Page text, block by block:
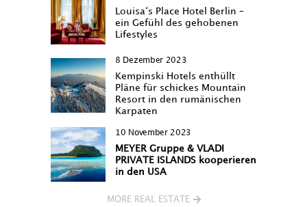
Louisa‘s Place Hotel Berlin –
ein Gefühl des gehobenen
Lifestyles
8 Dezember 2023
Kempinski Hotels enthüllt
Pläne für schickes Mountain
Resort in den rumänischen
Karpaten
10 November 2023
MEYER Gruppe & VLADI
PRIVATE ISLANDS kooperieren
in den USA
MORE REAL ESTATE